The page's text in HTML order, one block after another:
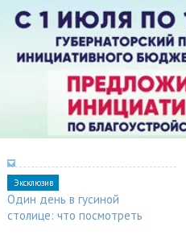
Эксклюзив
Один день в гусиной
столице: что посмотреть